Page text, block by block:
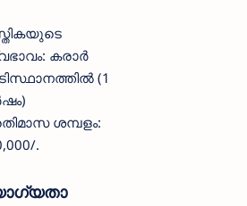
കരാർ
(1
ശമ്പളം:
.